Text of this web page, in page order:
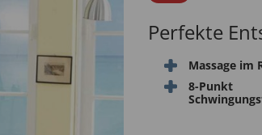
Perfekte
Massage im
8-Punkt